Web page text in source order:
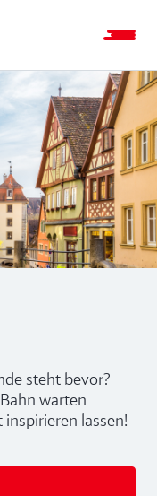
steht bevor?
warten
lassen!